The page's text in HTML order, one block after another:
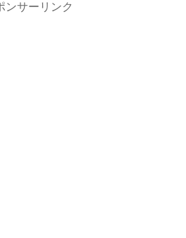
ンサーリンク